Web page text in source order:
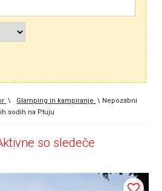
\ Glamping in kampiranje \ Nepozabni
sodih na Ptuju
so sledeče